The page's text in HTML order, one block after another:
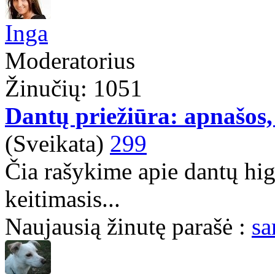
Inga
Moderatorius
Žinučių: 1051
Dantų priežiūra:
(Sveikata) 299
Čia rašykime apie dantų
keitimasis...
Naujausią žinutę parašė :